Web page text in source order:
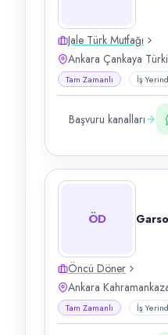
Jale Türk Mutfağı
Ankara Çankaya
Tam Zamanlı İş
Başvuru kanalları
ÖD
Öncü Döner
Ankara
Tam Zamanlı İş